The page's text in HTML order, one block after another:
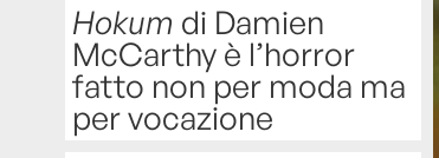
Hokum di Damien
McCarthy è l’horror
fatto non per moda ma
per vocazione